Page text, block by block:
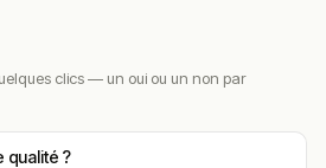
de la maison plébiscitée par les
revisité par le chef
clics — un oui ou un non par
qualité ?